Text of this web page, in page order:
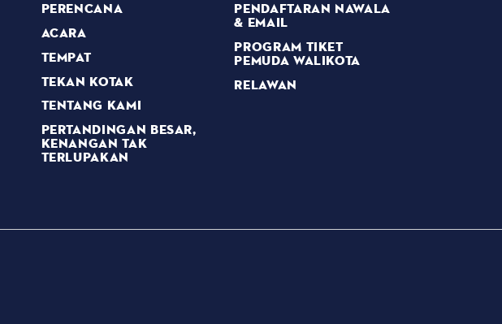
PERENCANA
ACARA
TEMPAT
TEKAN KOTAK
TENTANG KAMI
PERTANDINGAN BESAR,
KENANGAN TAK
TERLUPAKAN
PENDAFTARAN NAWALA
& EMAIL
PROGRAM TIKET
PEMUDA WALIKOTA
RELAWAN